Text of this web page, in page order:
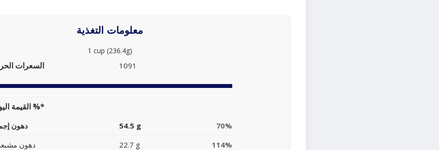
معلومات التغذية
1 cup (236.4g)
السعرات 1091
القيمة اليومية %*
دهون 54.5 g
70%
دهون
22.7 g
114%